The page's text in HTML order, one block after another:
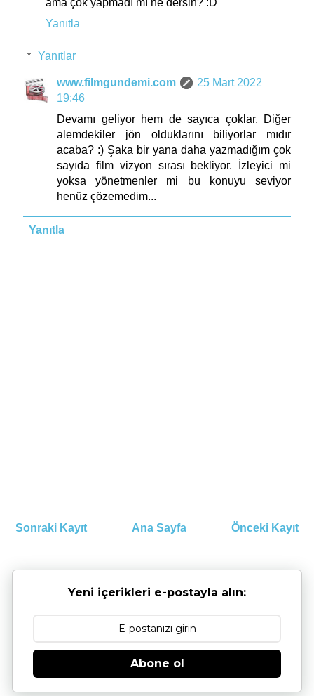
Yanıtla
Yanıtlar
www.filmgundemi.com
25 Mart 2022
19:46
Devamı geliyor hem de sayıca çoklar. Diğer
alemdekiler jön olduklarını biliyorlar mıdır
acaba? :) Şaka bir yana daha yazmadığım çok
sayıda film vizyon sırası bekliyor. İzleyici mi
yoksa yönetmenler mi bu konuyu seviyor
henüz çözemedim...
Yanıtla
Sonraki Kayıt Önceki Kayıt
Ana Sayfa
Yeni içerikleri e-postayla alın:
Abone ol